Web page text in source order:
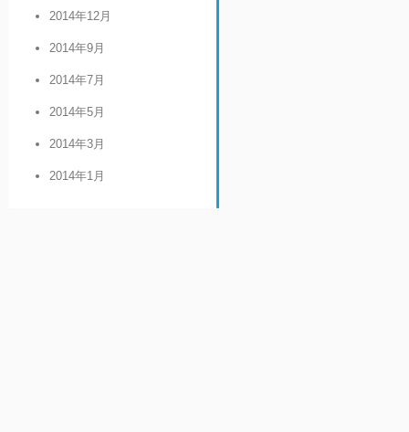
2014年12月
2014年9月
2014年7月
2014年5月
2014年3月
2014年1月